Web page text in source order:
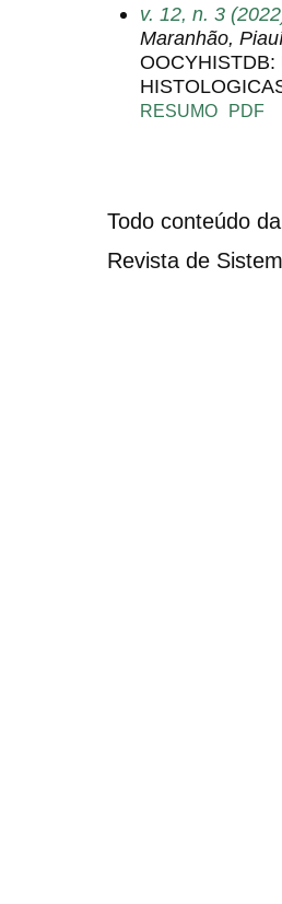
v. 12, n. 3
Maranhão,
RESUMO PDF
Todo conteúdo
Revista de